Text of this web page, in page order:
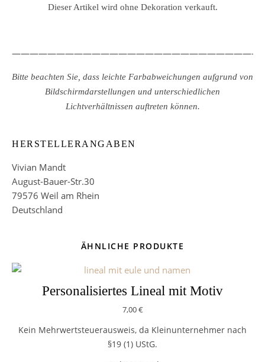
Dieser Artikel wird ohne Dekoration verkauft.
Bitte beachten Sie, dass leichte Farbabweichungen aufgrund von
Bildschirmdarstellungen und unterschiedlichen
Lichtverhältnissen auftreten können.
HERSTELLERANGABEN
Vivian Mandt
August-Bauer-Str.30
79576 Weil am Rhein
Deutschland
ÄHNLICHE PRODUKTE
Personalisiertes Lineal mit Motiv
7,00€
Kein Mehrwertsteuerausweis, da Kleinunternehmer nach
§19 (1) UStG.